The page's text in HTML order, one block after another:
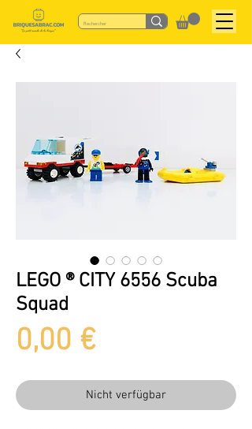
LEGO ® CITY 6556 Scuba
Squad
0,00 €Preis
Nicht verfügbar